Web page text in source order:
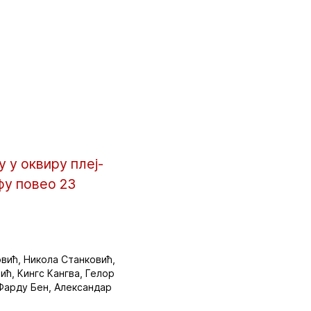
у оквиру плеј-
повео 23
Никола Станковић,
Кингс Кангва, Гелор
Бен, Александар